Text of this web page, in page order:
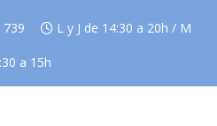
739 L y J de 14:30 a 20h / M
a 15h